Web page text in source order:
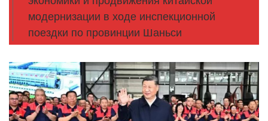
модернизации в ходе инспекционной
поездки по провинции Шаньси